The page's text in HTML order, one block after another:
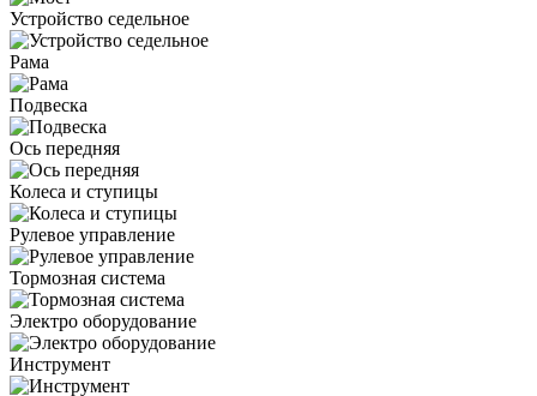
Устройство седельное
Рама
Подвеска
Ось передняя
Колеса и ступицы
Рулевое управление
Тормозная система
Электро оборудование
Инструмент